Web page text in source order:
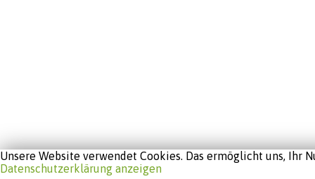
Unsere Website verwendet Cookies. Das ermöglicht uns,
Datenschutzerklärung anzeigen